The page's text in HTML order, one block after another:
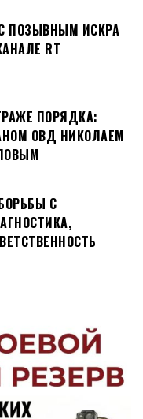
ПОЗЫВНЫМ ИСКРА
RT
ПОРЯДКА:
ОВД НИКОЛАЕМ
С